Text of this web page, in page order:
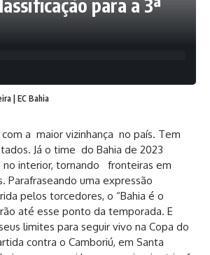
para a 3ª
| EC Bahia
a maior vizinhança no país. Tem
Já o time do Bahia de 2023
no interior, tornando fronteiras em
Parafraseando uma expressão
pelos torcedores, o “Bahia é o
até esse ponto da temporada. E
limites para seguir vivo na Copa do
contra o Camboriú, em Santa